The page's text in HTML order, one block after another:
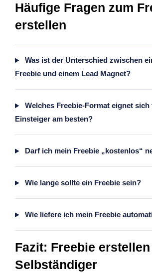
Häufige Fragen zum
erstellen
Was ist der Unterschied zwischen
Freebie und einem Lead Magnet?
Welches Freebie-Format eignet sich
Einsteiger am besten?
Darf ich mein Freebie „kostenlos“
Wie lange sollte ein Freebie sein?
Wie liefere ich mein Freebie
Fazit: Freebie
Selbständiger